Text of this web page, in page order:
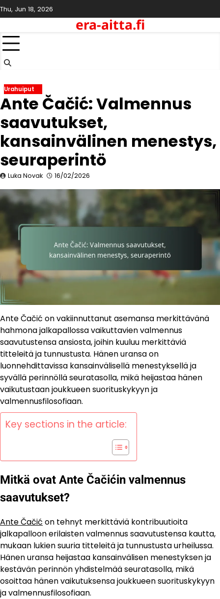
Skip
to
Thu, Jun 18, 2026
era-aitta.fi
Urahuiput
Ante Čačić: Valmennus
saavutukset,
kansainvälinen menestys,
seuraperintö
Luka Novak 16/02/2026
Ante Čačić on vakiinnuttanut asemansa merkittävänä
hahmona jalkapallossa vaikuttavien valmennus
saavutustensa ansiosta, joihin kuuluu merkittäviä
titteleitä ja tunnustusta. Hänen uransa on
luonnehdittavissa kansainvälisellä menestyksellä ja
syvällä perinnöllä seuratasolla, mikä heijastaa hänen
vaikutustaan joukkueen suorituskykyyn ja
valmennusfilosofiaan.
Key sections in the article:
Mitkä ovat Ante Čačićin valmennus
saavutukset?
Ante Čačić on tehnyt merkittäviä kontribuutioita
jalkapalloon erilaisten valmennus saavutustensa kautta,
mukaan lukien suuria titteleitä ja tunnustusta urheilussa.
Hänen uransa heijastaa kansainvälisen menestyksen ja
kestävän perinnön yhdistelmää seuratasolla, mikä
osoittaa hänen vaikutuksensa joukkueen suorituskykyyn
ja valmennusfilosofiaan.